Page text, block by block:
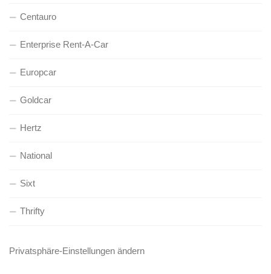
Centauro
Enterprise Rent-A-Car
Europcar
Goldcar
Hertz
National
Sixt
Thrifty
Privatsphäre-Einstellungen ändern